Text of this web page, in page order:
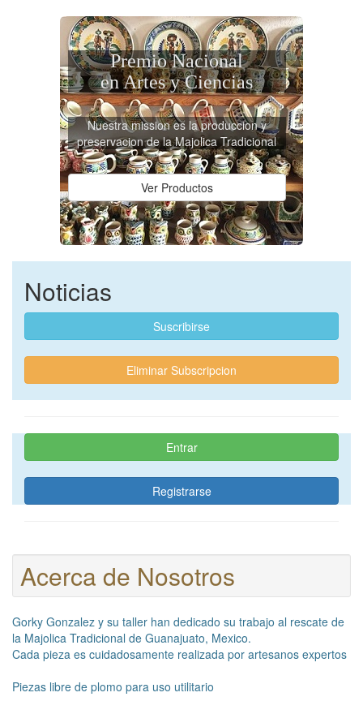
Premio Nacional
en Artes y Ciencias
Nuestra mission es la produccion y
preservacion de la Majolica Tradicional
Ver Productos
Noticias
Suscribirse
Eliminar Subscripcion
Entrar
Registrarse
Acerca de Nosotros
Gorky Gonzalez y su taller han dedicado su trabajo al rescate de
la Majolica Tradicional de Guanajuato, Mexico.
Cada pieza es cuidadosamente realizada por artesanos expertos
Piezas libre de plomo para uso utilitario